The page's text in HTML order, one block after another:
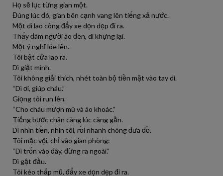
Họ sẽ lục từng gian một.
Đúng lúc đó, gian bên cạnh vang lên tiếng xả nước.
Một dì lao công đẩy xe dọn dẹp đi ra.
Thấy đám người áo đen, dì khựng lại.
Một ý nghĩ lóe lên.
Tôi bật cửa lao ra.
Dì giật mình.
Tôi không giải thích, nhét toàn bộ tiền mặt vào tay dì.
“Dì ơi, giúp cháu.”
Giọng tôi run lên.
“Cho cháu mượn mũ và áo khoác.”
Tiếng bước chân càng lúc càng gần.
Dì nhìn tiền, nhìn tôi, rồi nhanh chóng đưa đồ.
Tôi mặc vội, chỉ vào gian phòng:
“Dì trốn vào đây, đừng ra ngoài.”
Dì gật đầu.
Tôi kéo thấp mũ, đẩy xe dọn dẹp đi ra.